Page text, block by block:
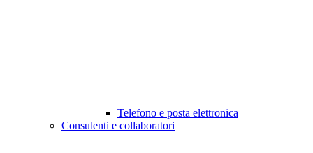
Telefono e posta elettronica
Consulenti e collaboratori